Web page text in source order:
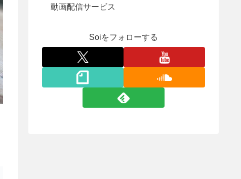
動画配信サービス
Soiをフォローする